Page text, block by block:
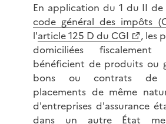
En application du 1 du II de
code général des impôts
l'article 125 D du CGI
, les
domiciliées
bénéficient de produits ou
bons ou contrats de
placements de même
d'entreprises d'assurance
dans un autre État